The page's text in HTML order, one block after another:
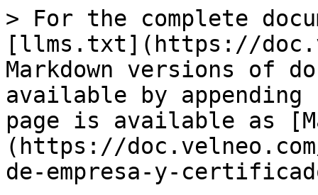
> For the complete
[llms.txt](https://
Markdown versions of
available by
page is available as
(https://
de-empresa-y-